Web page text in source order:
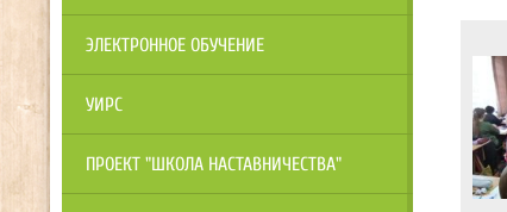
ЭЛЕКТРОННОЕ ОБУЧЕНИЕ
УИРС
ПРОЕКТ "ШКОЛА НАСТАВНИЧЕСТВА"